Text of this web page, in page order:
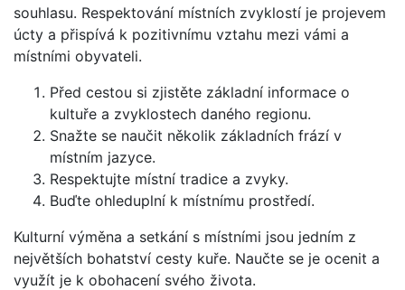
souhlasu. Respektování místních zvyklostí je projevem
úcty a přispívá k pozitivnímu vztahu mezi vámi a
místními obyvateli.
Před cestou si zjistěte základní informace o
kultuře a zvyklostech daného regionu.
Snažte se naučit několik základních frází v
místním jazyce.
Respektujte místní tradice a zvyky.
Buďte ohleduplní k místnímu prostředí.
Kulturní výměna a setkání s místními jsou jedním z
největších bohatství cesty kuře. Naučte se je ocenit a
využít je k obohacení svého života.